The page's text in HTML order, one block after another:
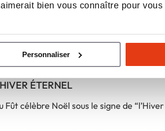
bien vous connaître pour
Personnaliser
réseau Au fût et à
ÉTERNEL
Fût célèbre Noël sous le signe de